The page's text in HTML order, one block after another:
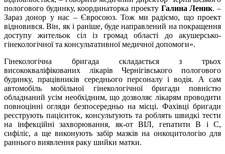
пологового будинку, координаторка проекту Галина Леник. –
Зараз донор у нас – Євросоюз. Тож ми радіємо, що проект
відновився. Він, як і раніше, буде направлений на покращення
доступу жительок сіл із громад області до акушерсько-
гінекологічної та консультативної медичної допомоги».
Гінекологічна бригада складається з трьох
висококваліфікованих лікарів Чернігівського пологового
будинку, працівників середнього персоналу і водія. А сам
автомобіль мобільної гінекологічної бригади повністю
обладнаний усім необхідним, що дозволяє лікарям проводити
повноцінні огляди безпосередньо на місці. Фахівці бригади
реєструють пацієнток, консультують та роблять швидкі тести
на інфекційні захворювання, як-от ВІЛ, гепатити B і C,
сифіліс, а ще виконують забір мазків на онкоцитологію для
раннього виявлення раку шийки матки.